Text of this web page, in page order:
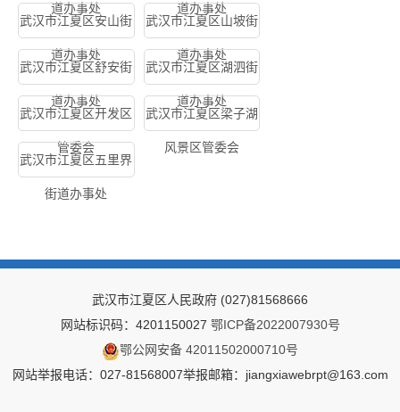
道办事处
道办事处
武汉市江夏区安山街
道办事处
武汉市江夏区山坡街
道办事处
武汉市江夏区舒安街
道办事处
武汉市江夏区湖泗街
道办事处
武汉市江夏区开发区
管委会
武汉市江夏区梁子湖
风景区管委会
武汉市江夏区五里界
街道办事处
武汉市江夏区人民政府 (027)81568666
网站标识码：4201150027 鄂ICP备2022007930号
鄂公网安备 42011502000710号
网站举报电话：027-81568007举报邮箱：jiangxiawebrpt@163.com